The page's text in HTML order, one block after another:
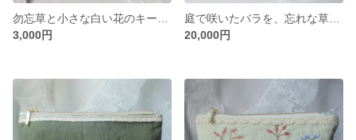
3,000円
20,000円